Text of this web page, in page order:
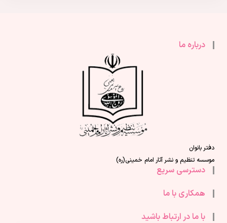
درباره ما
دفتر بانوان
موسسه تنظیم و نشر آثار امام خمینی(ره)
دسترسی سریع
همکاری با ما
با ما در ارتباط باشید